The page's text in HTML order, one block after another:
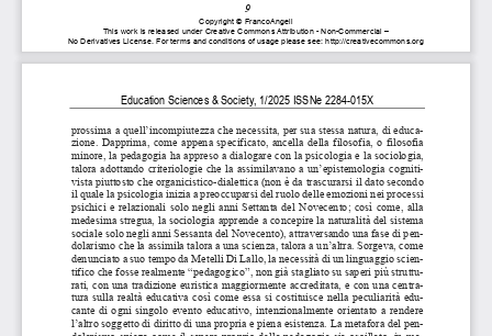
9
Copyright © FrancoAngeli
This work is released under Creative Commons Attribution - Non-Commercial –
No Derivatives License. For terms and conditions of usage please see: http://creativecommons.org
Education Sciences & Society, 1/2025 ISSNe 2284-015X
prossima a quell’incompiutezza che necessita, per sua stessa natura, di educa-
zione.  Dapprima,  come  appena  specificato,  ancella  della  filosofia,  o  filosofia
minore, la pedagogia ha appreso a dialogare con la psicologia e la sociologia,
talora adottando criteriologie che la assimilavano a un’epistemologia cogniti-
vista piuttosto che organicistico-dialettica (non è da trascurarsi il dato secondo
il quale la psicologia inizia a preoccuparsi del ruolo delle emozioni nei processi
psichici  e  relazionali  solo  negli  anni  Settanta  del  Novecento;  così  come,  alla
medesima stregua, la sociologia apprende a concepire la naturalità del sistema
sociale solo negli anni Sessanta del Novecento), attraversando una fase di pen-
dolarismo che la assimila talora a una scienza, talora a un’altra. Sorgeva, come
denunciato a suo tempo da Metelli Di Lallo, la necessità di un linguaggio scien-
tifico che fosse realmente “pedagogico”, non già stagliato su saperi più struttu-
rati, con una tradizione euristica maggiormente accreditata, e con una centra-
tura  sulla  realtà  educativa  così  come  essa  si  costituisce  nella  peculiarità  edu-
cante  di  ogni  singolo  evento  educativo,
  intenzionalmente  orientato  a  rendere
l’altro soggetto di diritto di una propria e piena esistenza. La metafora del pen-